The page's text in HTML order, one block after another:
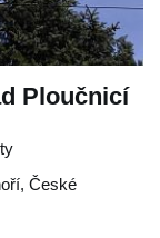
Ploučnicí
, České